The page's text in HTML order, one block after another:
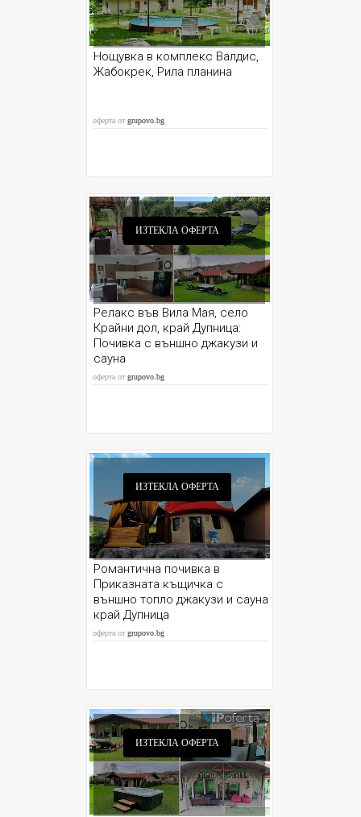
Нощувка в комплекс Валдис,
Жабокрек, Рила планина
оферта отgrupovo.bg
ИЗТЕКЛА ОФЕРТА
Релакс във Вила Мая, село
Крайни дол, край Дупница:
Почивка с външно джакузи и
сауна
оферта отgrupovo.bg
ИЗТЕКЛА ОФЕРТА
Романтична почивка в
Приказната къщичка с
външно топло джакузи и сауна
край Дупница
оферта отgrupovo.bg
ИЗТЕКЛА ОФЕРТА